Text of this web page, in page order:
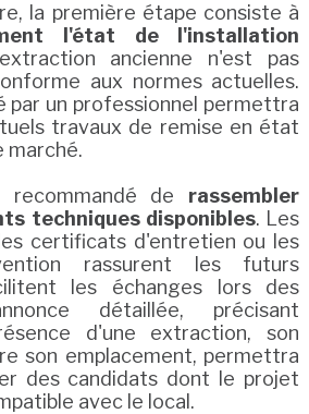
la première étape consiste à
l'état de l'installation
ancienne n'est pas
aux normes actuelles.
par un professionnel permettra
travaux de remise en état
marché.
recommandé de rassembler
techniques disponibles. Les
certificats d'entretien ou les
rassurent les futurs
les échanges lors des
détaillée, précisant
d'une extraction, son
son emplacement, permettra
des candidats dont le projet
avec le local.